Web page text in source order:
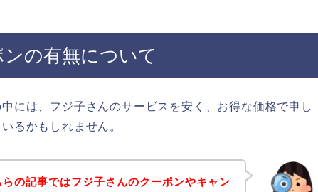
の有無について
には、フジ子さんのサービスを安く、お得な価格で申し
るかもしれません。
の記事ではフジ子さんのクーポンやキャン